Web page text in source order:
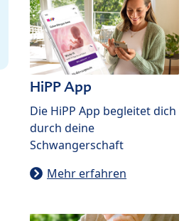
HiPP App
Die HiPP App begleitet dich
durch deine
Schwangerschaft
Mehr erfahren